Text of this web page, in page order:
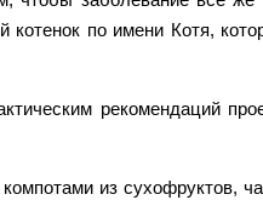
по имени Котя,
рекомендаций
из